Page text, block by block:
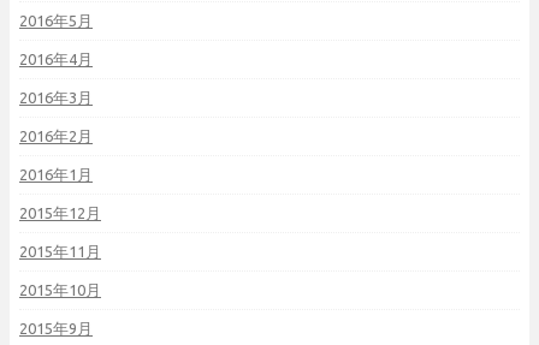
2016年5月
2016年4月
2016年3月
2016年2月
2016年1月
2015年12月
2015年11月
2015年10月
2015年9月